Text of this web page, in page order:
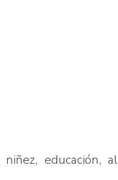
educación, al